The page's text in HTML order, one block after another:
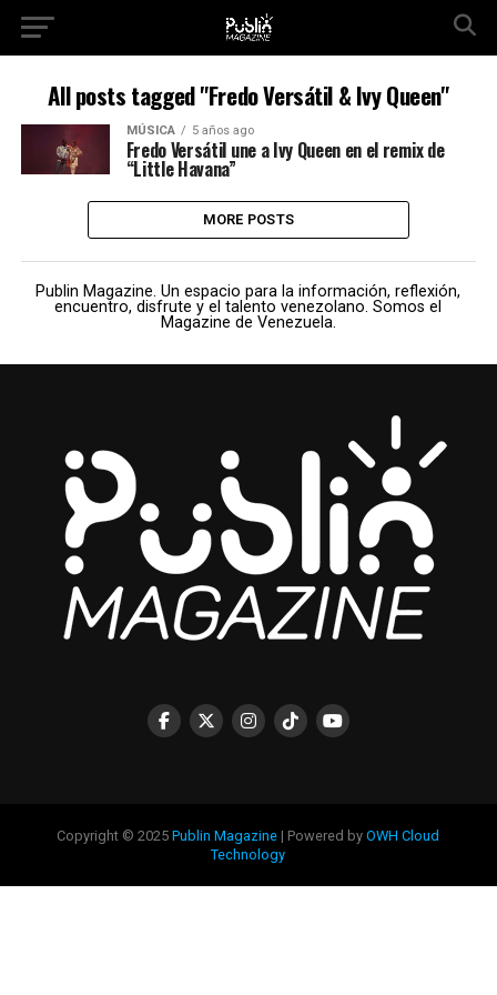
All posts tagged "Fredo Versátil & Ivy Queen"
MÚSICA 5 años ago
Fredo Versátil une a Ivy Queen en el remix de
“Little Havana”
MORE POSTS
Publin Magazine. Un espacio para la información, reflexión,
encuentro, disfrute y el talento venezolano. Somos el
Magazine de Venezuela.
Copyright © 2025Publin Magazine | Powered byOWH Cloud
Technology